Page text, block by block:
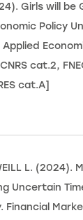
Girls will be
Policy
cat.2,
cat.A]
L. (2024).
Uncertain
Financial